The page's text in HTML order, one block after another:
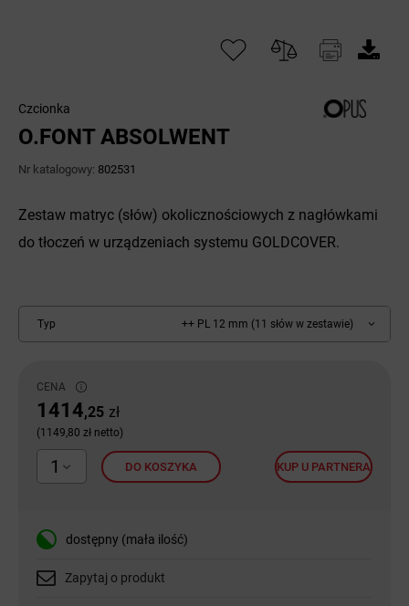
Czcionka
O.FONT ABSOLWENT
Nr katalogowy: 802531
Typ ++ PL 12 mm (11 słów w zestawie)
CENA
1414,25 zł
(1149,80 zł netto)
1 DO KOSZYKA KUP U PARTNERA
dostępny (mała ilość)
Zapytaj o produkt
Zestaw matryc (słów) okolicznościowych z nagłówkami
do tłoczeń w urządzeniach systemu GOLDCOVER.